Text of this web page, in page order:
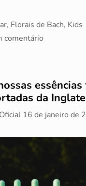
, Florais de Bach, Kids
comentário
da
16 de janeiro de